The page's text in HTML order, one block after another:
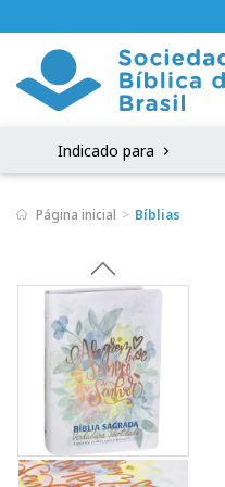
Indicado para
Página inicial Bíblias